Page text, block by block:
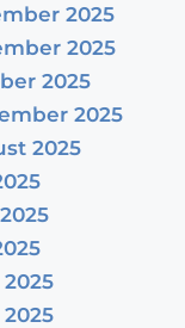
2025
2025
2025
2025
2025
2025